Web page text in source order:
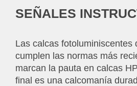
SEÑALES
Las calcas fotoluminiscentes
cumplen las normas más
marcan la pauta en calcas
final es una calcomanía